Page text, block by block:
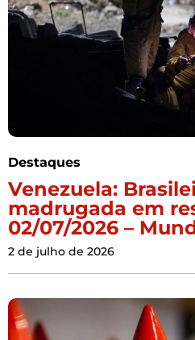
Destaques
Venezuela:
madrugada em
02/07/2026 –
2 de julho de 2026